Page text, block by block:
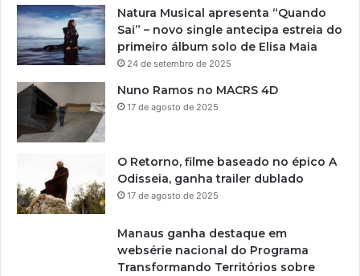
Natura Musical apresenta “Quando
Sai” – novo single antecipa estreia do
primeiro álbum solo de Elisa Maia
24 de setembro de 2025
Nuno Ramos no MACRS 4D
17 de agosto de 2025
O Retorno, filme baseado no épico A
Odisseia, ganha trailer dublado
17 de agosto de 2025
Manaus ganha destaque em
websérie nacional do Programa
Transformando Territórios sobre